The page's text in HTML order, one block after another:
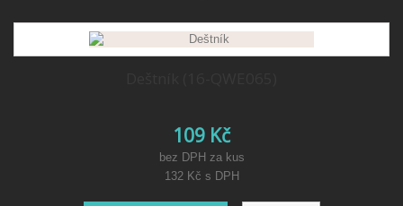
109 Kč
bez DPH za kus
132 Kč s DPH